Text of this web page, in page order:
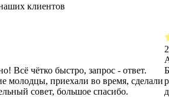
клиентов
Всё чётко быстро, запрос - ответ.
молодцы, приехали во время, сделали
совет, большое спасибо.